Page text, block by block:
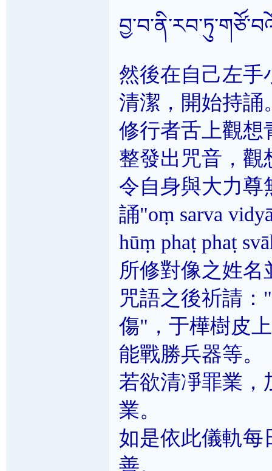
然後在自己左手
清潔，開始持誦
修行者舌上觀想
整發出咒音，觀
令自身與大力尊
誦"oṃ sarva
hūṃ phaṭ phaṭ
所修對像之姓
咒語之後祈請
傷"，于樺樹皮
能戰勝兵器等。
若欲清凈罪業，
業。
如是依此儀軌每
善。